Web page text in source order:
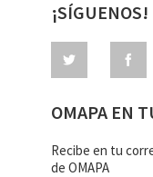
¡SÍGUENOS!
OMAPA EN
Recibe en tu
de OMAPA